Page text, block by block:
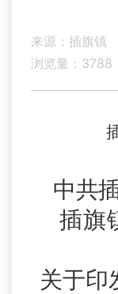
来源：插旗镇
浏览量： 3788
中共
插旗
关于印